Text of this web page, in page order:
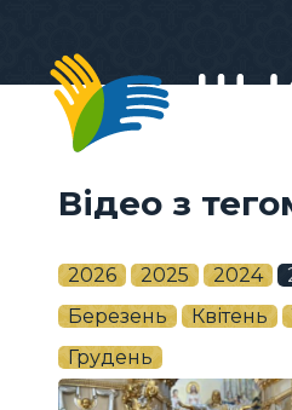
Відео з
2026 2025 2024
Березень
Квітень
Грудень